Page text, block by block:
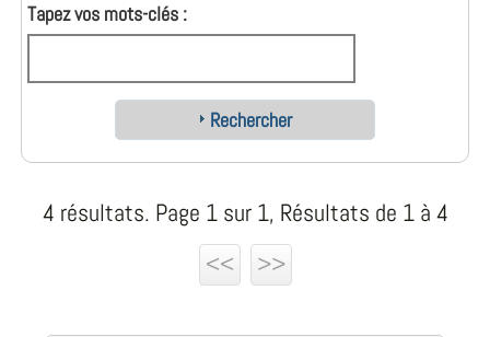
Tapez vos mots-clés :
Rechercher
4 résultats. Page 1 sur 1, Résultats de 1 à 4
<<
>>